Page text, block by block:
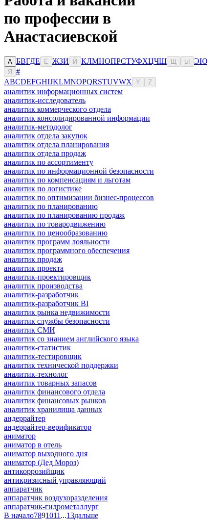
по профессии в
Анастасиевской
А БВГДЕ Ё ЖЗИ Й КЛМНОПРСТУФХЦЧШ Ы ЭЮ
Я
#
ABCDEFGHIJKLMNOPQRSTUVWX Y Z
аналитик информационных систем
аналитик-исследователь
аналитик коммерческого отдела
аналитик консолидированной информации
аналитик-методолог
аналитик отдела закупок
аналитик отдела планирования
аналитик отдела продаж
аналитик по ассортименту
аналитик по информационной безопасности
аналитик по компенсациям и льготам
аналитик по логистике
аналитик по оптимизации бизнес-процессов
аналитик по планированию
аналитик по планированию продаж
аналитик по товародвижению
аналитик по ценообразованию
аналитик программ лояльности
аналитик программного обеспечения
аналитик продаж
аналитик проекта
аналитик-проектировщик
аналитик производства
аналитик-разработчик
аналитик-разработчик BI
аналитик рынка недвижимости
аналитик службы безопасности
аналитик СМИ
аналитик со знанием английского языка
аналитик-статистик
аналитик-тестировщик
аналитик технической поддержки
аналитик-технолог
аналитик товарных запасов
аналитик финансового отдела
аналитик финансовых рынков
аналитик хранилища данных
андеррайтер
андеррайтер-верификатор
аниматор
аниматор в отель
аниматор выходного дня
аниматор (Дед Мороз)
антикоррозийщик
антикризисный управляющий
аппаратчик
аппаратчик воздухоразделения
аппаратчик-гидрометаллург
В начало7891011 ...13дальше